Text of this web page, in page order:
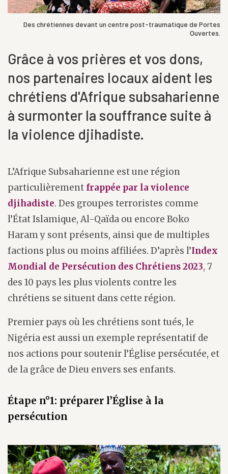
Des chrétiennes devant un centre post-traumatique de Portes
Ouvertes.
Grâce à vos prières et vos dons,
nos partenaires locaux aident les
chrétiens d'Afrique subsaharienne
à surmonter la souffrance suite à
la violence djihadiste.
L’Afrique Subsaharienne est une région
particulièrement frappée par la violence
djihadiste. Des groupes terroristes comme
l’État Islamique, Al-Qaïda ou encore Boko
Haram y sont présents, ainsi que de multiples
factions plus ou moins affiliées. D’après l’Index
Mondial de Persécution des Chrétiens 2023, 7
des 10 pays les plus violents contre les
chrétiens se situent dans cette région.
Premier pays où les chrétiens sont tués, le
Nigéria est aussi un exemple représentatif de
nos actions pour soutenir l’Église persécutée, et
de la grâce de Dieu envers ses enfants.
Étape n°1: préparer l’Église à la
persécution